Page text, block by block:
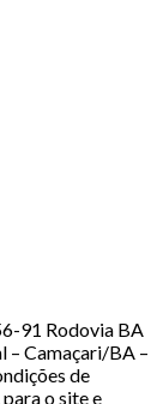
91 Rodovia BA
– Camaçari/BA –
de
o site e